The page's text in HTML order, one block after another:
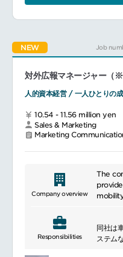
マーケ
SNS運
展示会
社内外
関係部
企業ブ
NEW Job
対外広報マネージャー（※
人的資本経営 / 一人ひとりの
10.54 - 11.56 million yen
Sales & Marketing
Marketing
Company overview
The
range
a
Responsibilities
同社は
ステム